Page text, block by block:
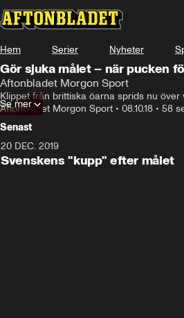
Hem Serier Nyheter
Gör sjuka målet – när pucken
Aftonbladet Morgon Sport
Klippet från brittiska öarna sprids nu över
Aftonbladet Morgon Sport • 08.10.18 • 58
Se mer
Senast
20 DEC. 2019
Svenskens "kupp" efter målet